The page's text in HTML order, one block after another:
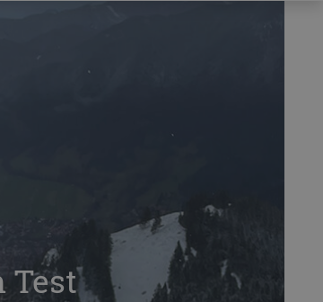
Test